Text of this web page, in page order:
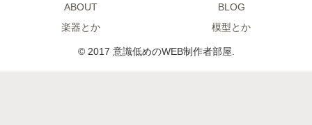
ABOUT
BLOG
楽器とか
模型とか
© 2017 意識低めのWEB制作者部屋.